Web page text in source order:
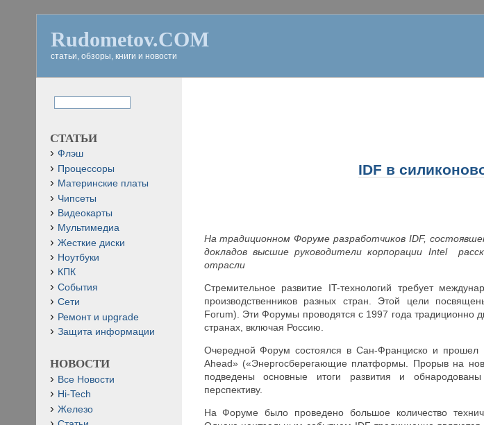
Rudometov.COM
статьи, обзоры, книги и новости
IDF в
На традиционном Форуме разработчиков IDF,
докладов высшие руководители корпорации Intel
отрасли
Стремительное развитие IT-технологий требует
производственников разных стран. Этой цели
Forum). Эти Форумы проводятся с 1997 года традиционно
странах, включая Россию.
Очередной Форум состоялся в Сан-Франциско и прошел
Ahead» («Энергосберегающие платформы. Прорыв на
подведены основные итоги развития и
перспективу.
На Форуме было проведено большое количество
СТАТЬИ
Флэш
Процессоры
Материнские платы
Чипсеты
Видеокарты
Мультимедиа
Жесткие диски
Ноутбуки
КПК
События
Сети
Ремонт и upgrade
Защита информации
НОВОСТИ
Все Новости
Hi-Tech
Железо